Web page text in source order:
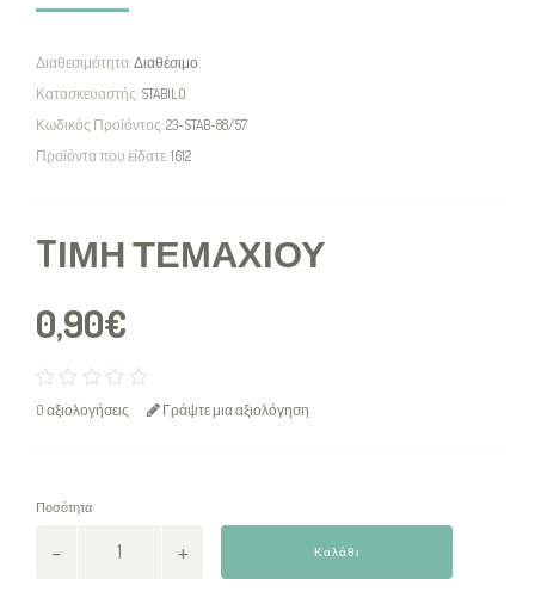
Διαθεσιμότητα:Διαθέσιμο
Κατασκευαστής: STABILO
Κωδικός Προϊόντος:23-STAB-88/57
Προϊόντα που είδατε:1612
TΙΜΉ ΤΕΜΑΧΊΟΥ
0,90€
0 αξιολογήσεις Γράψτε μια αξιολόγηση
Ποσότητα
Καλάθι